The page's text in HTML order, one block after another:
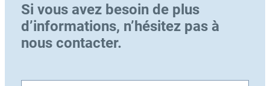
Si vous avez besoin de plus
d’informations, n’hésitez pas à
nous contacter.